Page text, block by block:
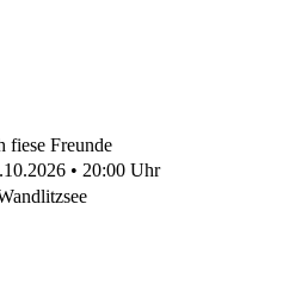
fiese Freunde
• 20:00 Uhr